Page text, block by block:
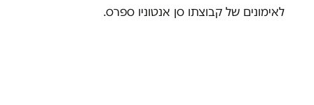
לאימונים של קבוצתו סן אנטוניו ספרס.